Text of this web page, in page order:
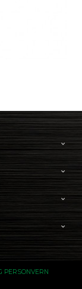
PERSONVERN